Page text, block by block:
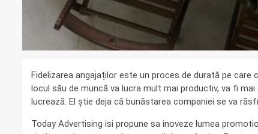
Fidelizarea angajaților este un proces de durată pe
locul său de muncă va lucra mult mai productiv, va fi
lucrează. El știe deja că bunăstarea companiei se va
Today Advertising isi propune sa inoveze lumea